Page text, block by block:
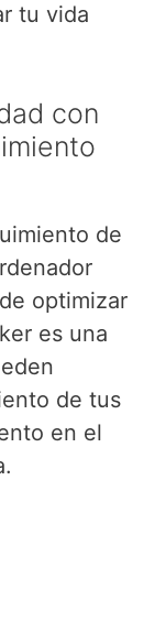
tu vida
con
de
optimizar
es una
de tus
en el